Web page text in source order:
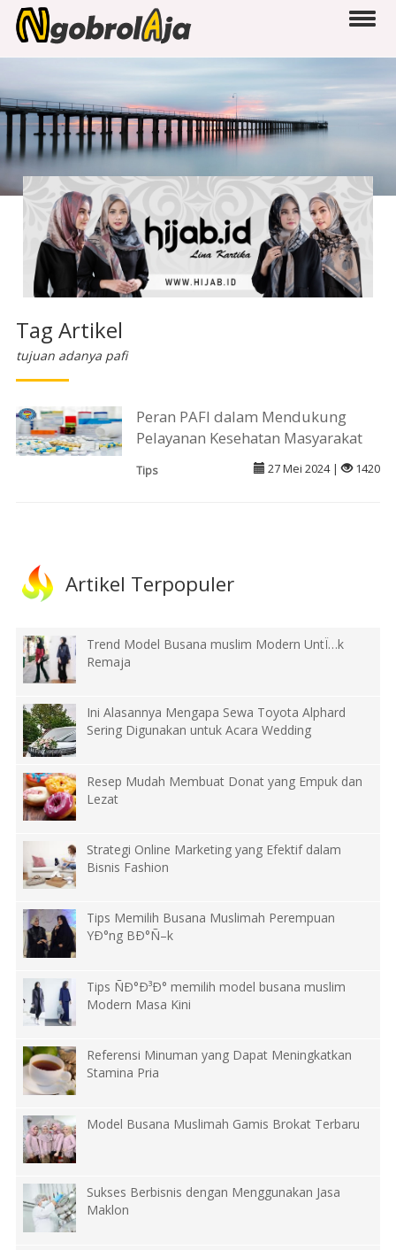
Tag Artikel
tujuan adanya pafi
Peran PAFI dalam Mendukung
Pelayanan Kesehatan Masyarakat
Tips 27 Mei 2024 | 1420
Artikel Terpopuler
Trend Model Busana muslim Modern UntÏ…k
Remaja
Ini Alasannya Mengapa Sewa Toyota Alphard
Sering Digunakan untuk Acara Wedding
Resep Mudah Membuat Donat yang Empuk dan
Lezat
Strategi Online Marketing yang Efektif dalam
Bisnis Fashion
Tips Memilih Busana Muslimah Perempuan
YÐ°ng BÐ°Ñ–k
Tips ÑÐ°Ð³Ð° memilih model busana muslim
Modern Masa Kini
Referensi Minuman yang Dapat Meningkatkan
Stamina Pria
Model Busana Muslimah Gamis Brokat Terbaru
Sukses Berbisnis dengan Menggunakan Jasa
Maklon